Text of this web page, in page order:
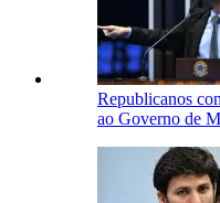
Republicanos
ao Governo de